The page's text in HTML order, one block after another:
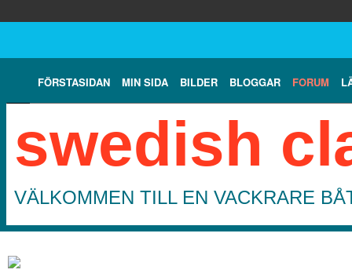
FÖRSTASIDAN MIN SIDA BILDER BLOGGAR FORUM
swedish
VÄLKOMMEN TILL EN VACKRARE